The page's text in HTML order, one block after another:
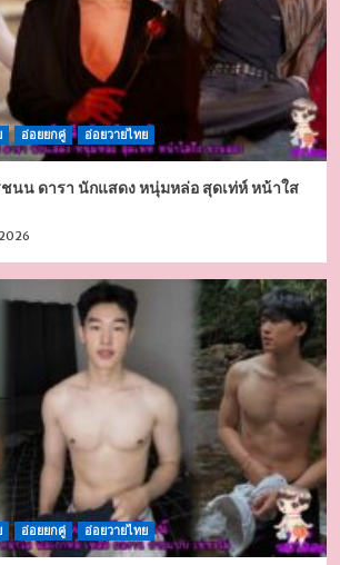
อ่อยยกคู่ อ่อยวายไทย
นน ดารา นักแสดง หนุ่มหล่อ สุดเท่ห์ หน้าใส
อ่อยยกคู่ อ่อยวายไทย